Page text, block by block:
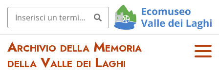
Archivio della Memoria
della Valle dei Laghi
OPE